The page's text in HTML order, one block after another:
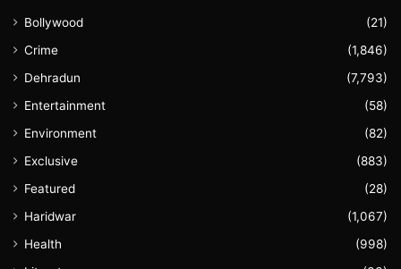
Bollywood
(21)
Crime
(1,846)
Dehradun
(7,793)
Entertainment
(58)
Environment
(82)
Exclusive
(883)
Featured
(28)
Haridwar
(1,067)
Health
(998)